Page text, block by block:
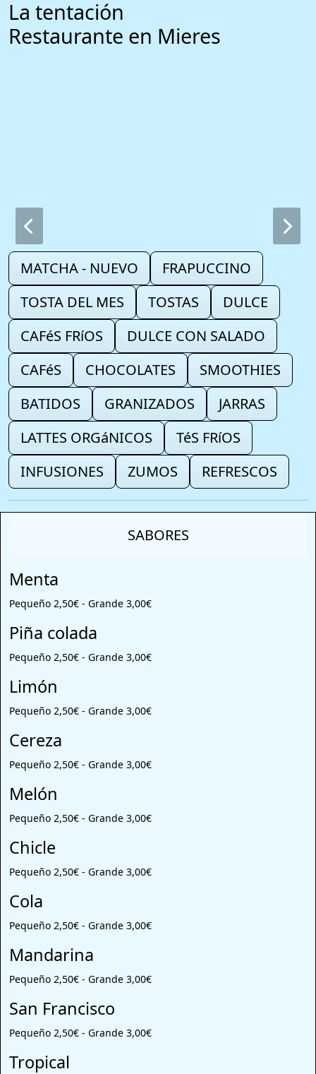
La tentación
Restaurante en Mieres
MATCHA - NUEVO
FRAPUCCINO
TOSTA DEL MES
TOSTAS
DULCE
CAFéS FRíOS
DULCE CON SALADO
CAFéS
CHOCOLATES
SMOOTHIES
BATIDOS
GRANIZADOS
JARRAS
LATTES ORGáNICOS
TéS FRíOS
INFUSIONES
ZUMOS REFRESCOS
SABORES
Menta
Pequeño 2,50€ - Grande 3,00€
Piña colada
Pequeño 2,50€ - Grande 3,00€
Limón
Pequeño 2,50€ - Grande 3,00€
Cereza
Pequeño 2,50€ - Grande 3,00€
Melón
Pequeño 2,50€ - Grande 3,00€
Chicle
Pequeño 2,50€ - Grande 3,00€
Cola
Pequeño 2,50€ - Grande 3,00€
Mandarina
Pequeño 2,50€ - Grande 3,00€
San Francisco
Pequeño 2,50€ - Grande 3,00€
Tropical